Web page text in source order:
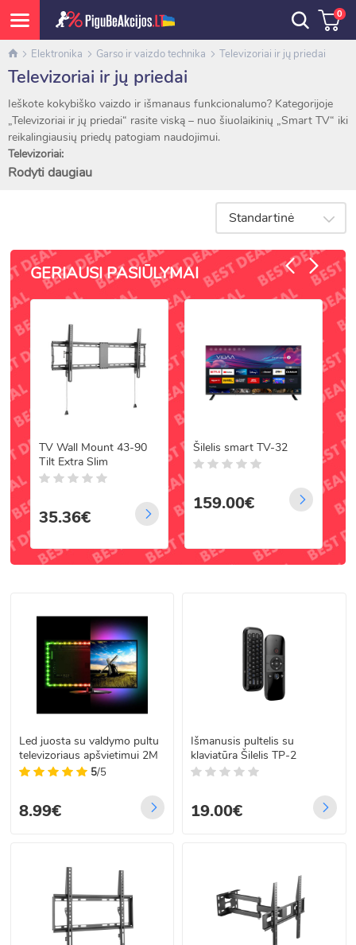
0
Elektronika Garso ir vaizdo technika Televizoriai ir jų priedai
Televizoriai ir jų priedai
Ieškote kokybiško vaizdo ir išmanaus funkcionalumo? Kategorijoje
„Televizoriai ir jų priedai“ rasite viską – nuo šiuolaikinių „Smart TV“ iki
reikalingiausių priedų patogiam naudojimui.
Televizoriai:
Smart TV su „Android“ ar „webOS“
Skirtingų įstrižainių – nuo kompaktiškų iki didelių ekranų
Energiją taupantys modeliai su aukšta vaizdo raiška
Priedai televizoriams:
Sieniniai laikikliai ir stovai
HDMI, optiniai, AV kabeliai
TV antenos ir signalo stiprintuvai
TV priedėliai ir tuneriai (DVB-T2)
Sukurkite tobulą žiūrėjimo patirtį namuose – su modernia technika ir
tinkamais priedais.
Greitas pristatymas visoje Lietuvoje.
Rodyti daugiau
Standartinė
GERIAUSI PASIŪLYMAI
TV Wall Mount 43-90
Tilt Extra Slim
35.36€
Šilelis smart TV-32
159.00€
Led juosta su valdymo pultu
televizoriaus apšvietimui 2M
5/5
8.99€
Išmanusis pultelis su
klaviatūra Šilelis TP-2
19.00€